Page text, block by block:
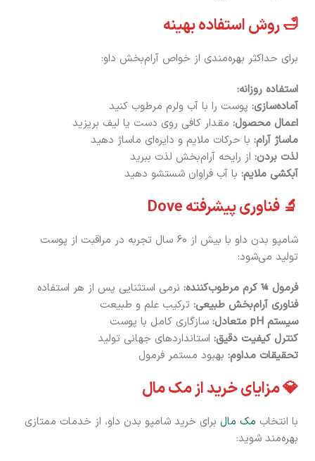
🛁 روش استفاده بهینه
برای حداکثر بهره‌مندی از خواص آرام‌بخش داو:
استفاده روزانه:
آماده‌سازی: پوست را با آب ولرم مرطوب کنید
اعمال محصول: مقدار کافی روی دست یا لیف بریزید
ماساژ آرام: با حرکات ملایم و دایره‌ای ماساژ دهید
لذت بردن: از رایحه آرام‌بخش لذت ببرید
آبکشی ملایم: با آب فراوان شستشو دهید
🔬 فناوری پیشرفته Dove
شامپو بدن داو با بیش از 60 سال تجربه در مراقبت از پوست
تولید می‌شود:
فرمول ¼ کرم مرطوب‌کننده: نرمی استثنایی پس از هر استفاده
فناوری آرام‌بخش طبیعی: ترکیب علم و طبیعت
سیستم pH متعادل:
سازگاری کامل با پوست
کنترل کیفیت دقیق: استانداردهای جهانی تولید
تحقیقات مداوم: بهبود مستمر فرمول
💎 مزایای خرید از مک مال
با انتخاب مک مال برای خرید شامپو بدن داو، از خدمات ممتازی
بهره‌مند شوید: